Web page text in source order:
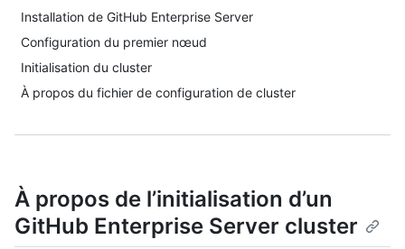
Installation de GitHub Enterprise Server
Configuration du premier nœud
Initialisation du cluster
À propos du fichier de configuration de cluster
À propos de l’initialisation d’un
GitHub Enterprise Server cluster